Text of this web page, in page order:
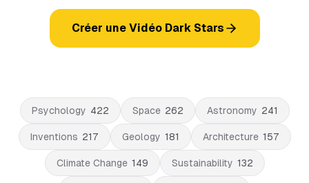
Créer une Vidéo Dark Stars
Psychology 422 Space 262 Astronomy 241
Inventions 217 Geology 181 Architecture 157
Climate Change 149 Sustainability 132